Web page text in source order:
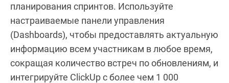
планирования спринтов. Используйте
настраиваемые панели управления
(Dashboards), чтобы предоставлять актуальную
информацию всем участникам в любое время,
сокращая количество встреч по обновлениям, и
интегрируйте ClickUp с более чем 1 000